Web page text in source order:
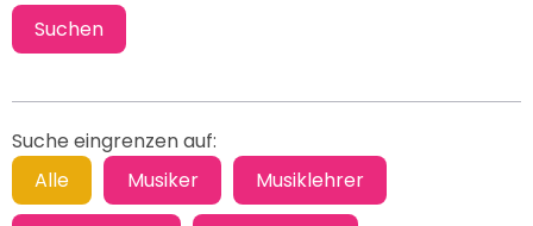
Suche eingrenzen auf: